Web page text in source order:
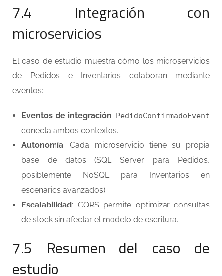
7.4 Integración con
microservicios
El caso de estudio muestra cómo los microservicios
de Pedidos e Inventarios colaboran mediante
eventos:
Eventos de integración: PedidoConfirmadoEvent
conecta ambos contextos.
Autonomía: Cada microservicio tiene su propia
base de datos (SQL Server para Pedidos,
posiblemente NoSQL para Inventarios en
escenarios avanzados).
Escalabilidad: CQRS permite optimizar consultas
de stock sin afectar el modelo de escritura.
7.5 Resumen del caso de
estudio